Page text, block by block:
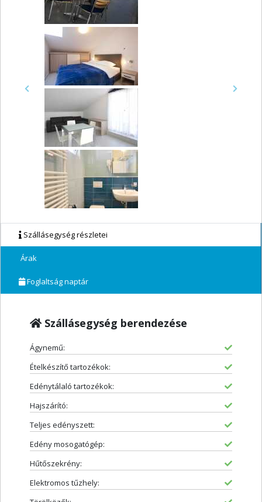
Previous Next
Szállásegység részletei
Árak
Foglaltság naptár
Szállásegység berendezése
Ágynemű:
Ételkészítő tartozékok:
Edénytálaló tartozékok:
Hajszárító:
Teljes edényszett:
Edény mosogatógép:
Hűtőszekrény:
Elektromos tűzhely: